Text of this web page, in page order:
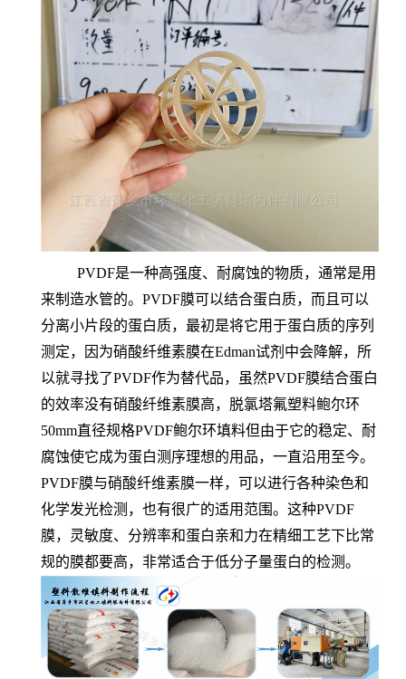
PVDF是一种高强度、耐腐蚀的物质，通常是用
来制造水管的。PVDF膜可以结合蛋白质，而且可以
分离小片段的蛋白质，最初是将它用于蛋白质的序列
测定，因为硝酸纤维素膜在Edman试剂中会降解，所
以就寻找了PVDF作为替代品，虽然PVDF膜结合蛋白
的效率没有硝酸纤维素膜高，脱氯塔氟塑料鲍尔环
50mm直径规格PVDF鲍尔环填料但由于它的稳定、耐
腐蚀使它成为蛋白测序理想的用品，一直沿用至今。
PVDF膜与硝酸纤维素膜一样，可以进行各种染色和
化学发光检测，也有很广的适用范围。这种PVDF
膜，灵敏度、分辨率和蛋白亲和力在精细工艺下比常
规的膜都要高，非常适合于低分子量蛋白的检测。